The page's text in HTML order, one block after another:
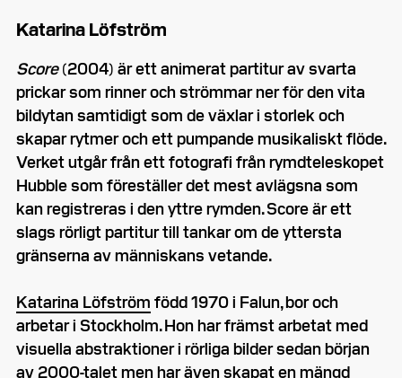
Katarina Löfström
Score(2004) är ett animerat partitur av svarta
prickar som rinner och strömmar ner för den vita
bildytan samtidigt som de växlar i storlek och
skapar rytmer och ett pumpande musikaliskt flöde.
Verket utgår från ett fotografi från rymdteleskopet
Hubble som föreställer det mest avlägsna som
kan registreras i den yttre rymden. Score är ett
slags rörligt partitur till tankar om de yttersta
gränserna av människans vetande.
Katarina Löfström född 1970 i Falun, bor och
arbetar i Stockholm. Hon har främst arbetat med
visuella abstraktioner i rörliga bilder sedan början
av 2000-talet men har även skapat en mängd